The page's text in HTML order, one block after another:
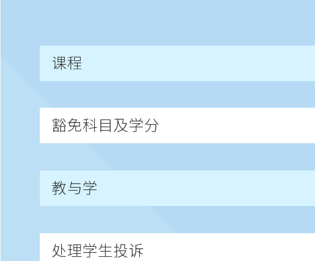
课程
豁免科目及学分
教与学
处理学生投诉